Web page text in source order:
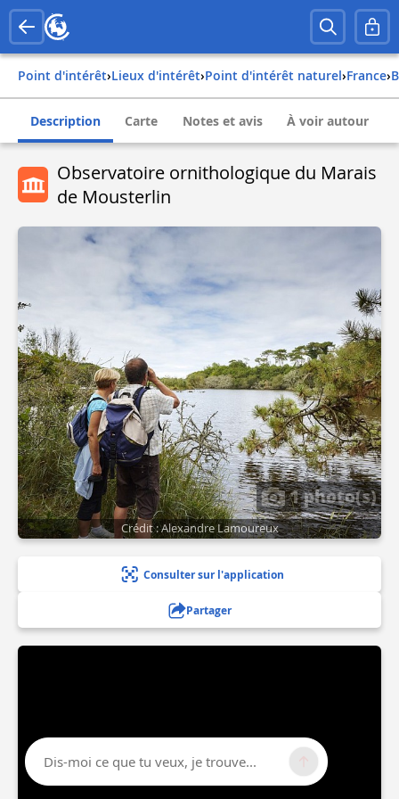
Point d'intérêt› Lieux d'intérêt› Point d'intérêt naturel› france›
Description Carte Notes et avis À voir autour
Observatoire ornithologique du Marais
de Mousterlin
1 photo(s)
Crédit : Alexandre Lamoureux
Consulter sur l'application
Partager
Dis-moi ce que tu veux, je trouve...